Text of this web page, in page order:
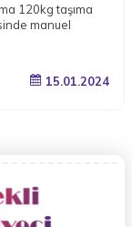
120kg taşıma
manuel
15.01.2024